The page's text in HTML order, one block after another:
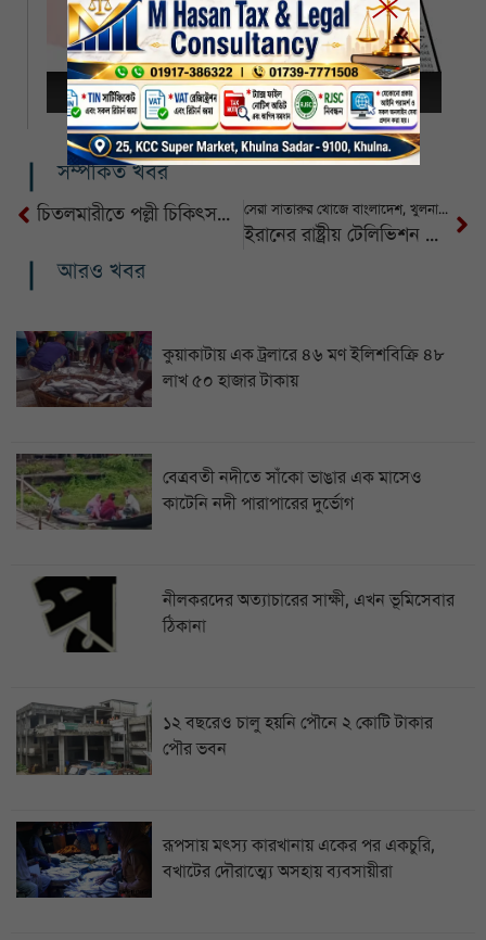
সম্পর্কিত খবর
চিতলমারীতে পল্লী চিকিৎসকের ভুল চিকিৎসায় শিশুর মৃত্যু, উত্তেজিত জনতার গণধোলাই সেরা সাতারুর খোজে বাংলাদেশ, খুলনায় ৪৪ ইয়েস কার্ড
ইরানের রাষ্ট্রীয় টেলিভিশন ভবনে হামলা করলো ইসরায়েল
আরও খবর
কুয়াকাটায় এক ট্রলারে ৪৬ মণ ইলিশবিক্রি ৪৮
লাখ ৫০ হাজার টাকায়
বেত্রবতী নদীতে সাঁকো ভাঙার এক মাসেও
কাটেনি নদী পারাপারের দুর্ভোগ
নীলকরদের অত্যাচারের সাক্ষী, এখন ভূমিসেবার
ঠিকানা
১২ বছরেও চালু হয়নি পৌনে ২ কোটি টাকার
পৌর ভবন
রূপসায় মৎস্য কারখানায় একের পর একচুরি,
বখাটের দৌরাত্ম্যে অসহায় ব্যবসায়ীরা